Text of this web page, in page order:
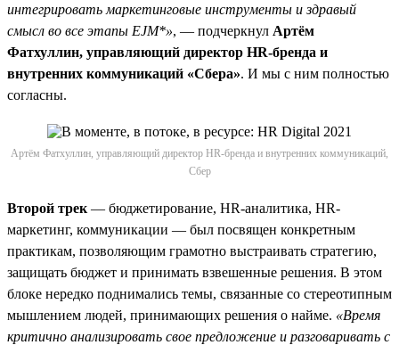
интегрировать маркетинговые инструменты и здравый
смысл во все этапы EJM*», — подчеркнул Артём
Фатхуллин, управляющий директор HR-бренда и
внутренних коммуникаций «Сбера». И мы с ним полностью
согласны.
Артём Фатхуллин, управляющий директор HR-бренда и внутренних коммуникаций,
Сбер
Второй трек — бюджетирование, HR-аналитика, HR-
маркетинг, коммуникации — был посвящен конкретным
практикам, позволяющим грамотно выстраивать стратегию,
защищать бюджет и принимать взвешенные решения. В этом
блоке нередко поднимались темы, связанные со стереотипным
мышлением людей, принимающих решения о найме. «Время
критично анализировать свое предложение и разговаривать с